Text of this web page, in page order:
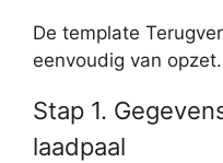
De template
eenvoudig van
Stap 1.
laadpaal